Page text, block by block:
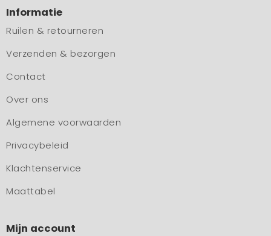
Informatie
Ruilen & retourneren
Verzenden & bezorgen
Contact
Over ons
Algemene voorwaarden
Privacybeleid
Klachtenservice
Maattabel
Mijn account